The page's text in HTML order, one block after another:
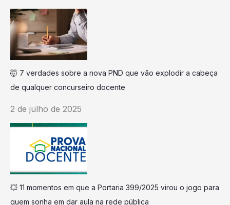
🤯 7 verdades sobre a nova PND que vão explodir a cabeça
de qualquer concurseiro docente
2 de julho de 2025
💥 11 momentos em que a Portaria 399/2025 virou o jogo para
quem sonha em dar aula na rede pública